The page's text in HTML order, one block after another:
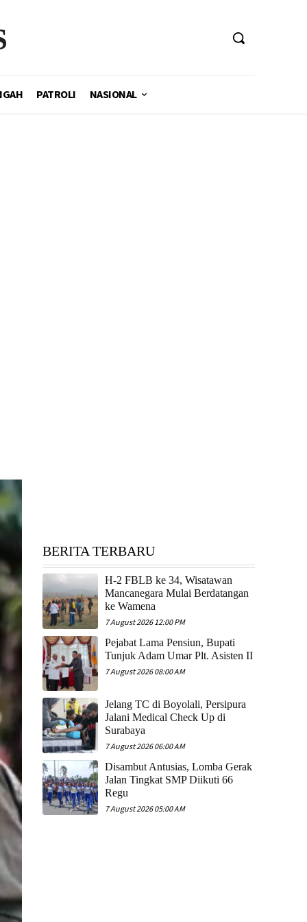
PATROLI NASIONAL
BERITA TERBARU
H-2 FBLB ke 34, Wisatawan
Mancanegara Mulai Berdatangan
ke Wamena
7 August 2026 12:00 PM
Pejabat Lama Pensiun, Bupati
Tunjuk Adam Umar Plt. Asisten II
7 August 2026 08:00 AM
Jelang TC di Boyolali, Persipura
Jalani Medical Check Up di
Surabaya
7 August 2026 06:00 AM
Disambut Antusias, Lomba Gerak
Jalan Tingkat SMP Diikuti 66
Regu
7 August 2026 05:00 AM